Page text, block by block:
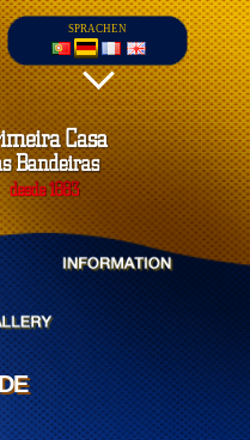
SPRACHEN
ins nationale Festnetz),
ins nationale